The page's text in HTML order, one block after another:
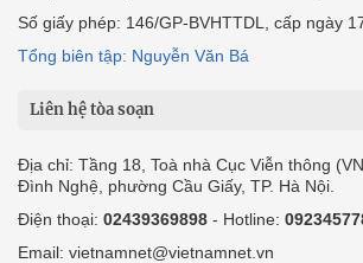
Số giấy phép: 146/GP-BVHTTDL, cấp ngày
Tổng biên tập: Nguyễn Văn Bá
Liên hệ tòa soạn
Địa chỉ: Tầng 18, Toà nhà Cục Viễn thông
Đình Nghệ, phường Cầu Giấy, TP. Hà Nội.
Điện thoại: 02439369898 - Hotline:
Email: vietnamnet@vietnamnet.vn